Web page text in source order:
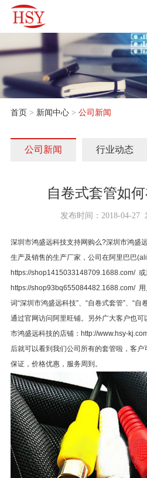
首页 > 新闻中心> 公司新闻
公司新闻 行业动态
自卷式套管如
发布时间：2018-04-27
深圳市鸿盛远科技支持网购么?深圳市鸿盛
生产及销售的生产厂家，公司在阿里巴巴
https://shop1415033148709.1688.com/ 或
https://shop93bq655084482.1688.com/用
词“深圳市鸿盛远科技”、“自卷式套管”、“
通过官网访问阿里旺铺。另外广大客户也可
市鸿盛远科技的店铺：http://www.hsy-
后就可以看到我们公司所有的套管啦，客
保证，价格优惠，服务周到。